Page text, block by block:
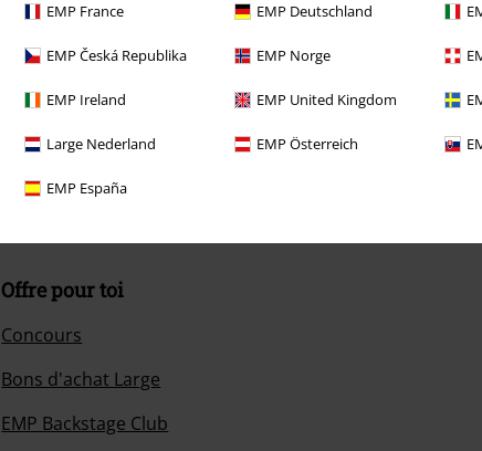
EMP France EMP Deutschland
EMP Česká Republika EMP Norge
EMP Ireland EMP United Kingdom
Large Nederland EMP Österreich
EMP España
Offre pour toi
Concours
Bons d'achat Large
EMP Backstage Club